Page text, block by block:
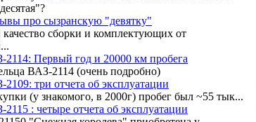
про сызранскую "девятку"
качество сборки и комплектующих от
2114: Первый год и 20000 км пробега
ВАЗ-2114 (очень подробно)
три отчета об эксплуатации
(у знакомого, в 2000г) пробег был ~55 тык...
: четыре отчета об эксплуатации